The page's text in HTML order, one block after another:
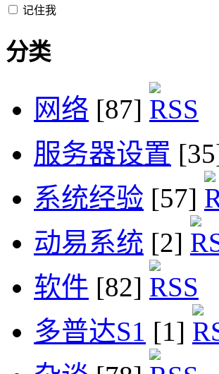
记住我
分类
网络 [87]
服务器设置
系统经验 [57]
动易系统 [2]
软件 [82]
多普达S1 [1]